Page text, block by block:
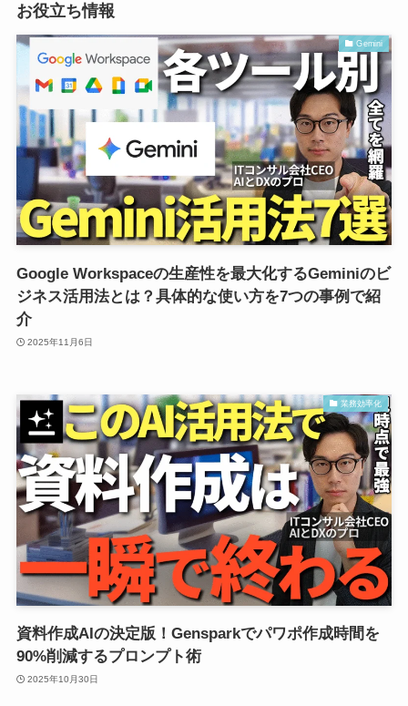
お役立ち情報
Gemini
Google Workspaceの生産性を最大化するGeminiのビ
ジネス活用法とは？具体的な使い方を7つの事例で紹
介
2025年11月6日
業務効率化
資料作成AIの決定版！Gensparkでパワポ作成時間を
90%削減するプロンプト術
2025年10月30日